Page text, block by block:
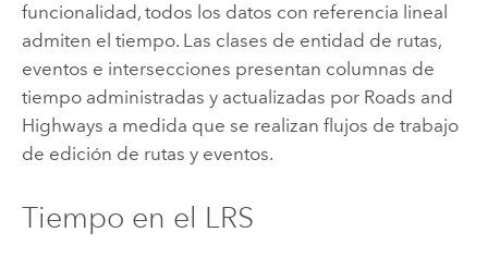
funcionalidad, todos los datos con referencia lineal
admiten el tiempo. Las clases de entidad de rutas,
eventos e intersecciones presentan columnas de
tiempo administradas y actualizadas por Roads and
Highways a medida que se realizan flujos de trabajo
de edición de rutas y eventos.
Tiempo en el LRS